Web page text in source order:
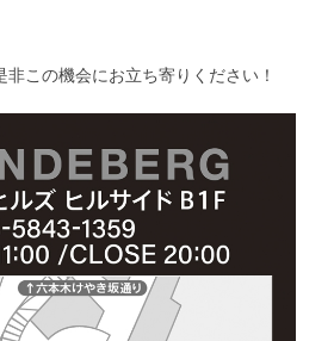
非この機会にお立ち寄りください！